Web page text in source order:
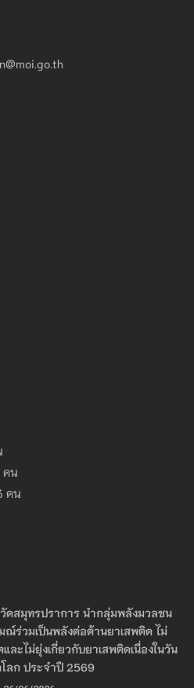
คน
คน
ดสมุทรปราการ นำกลุ่มพลังมวลชน
ณ์ร่วมเป็นพลังต่อต้านยาเสพติด ไม่
ละไม่ยุ่งเกี่ยวกับยาเสพติดเนื่องในวัน
ลก ประจำปี 2569